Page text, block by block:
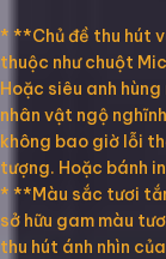
* **Chủ đề thu hút
thuộc như chuột
Hoặc siêu anh
nhân vật ngộ
không bao giờ lỗi
tượng. Hoặc bánh
* **Màu sắc tươi
sở hữu gam màu
thu hút ánh nhìn